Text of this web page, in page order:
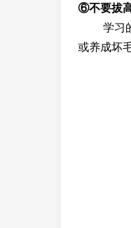
⑥不要拔高
学习的
或养成坏